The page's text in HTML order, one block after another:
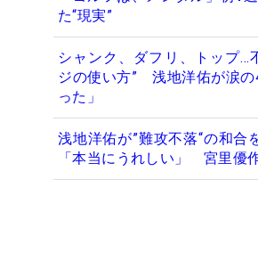
た“現実”
シャンク、ダフリ、トップ…
ジの使い方” 浅地洋佑が涙
った」
浅地洋佑が”難攻不落“の和合
「本当にうれしい」 宮里優